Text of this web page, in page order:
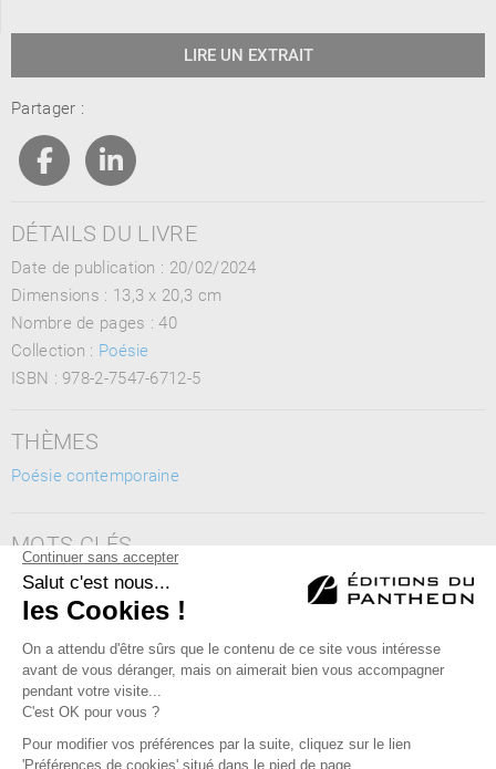
LIRE UN EXTRAIT
Partager :
DÉTAILS DU LIVRE
Date de publication : 20/02/2024
Dimensions : 13,3 x 20,3 cm
Nombre de pages :40
Collection : Poésie
ISBN : 978-2-7547-6712-5
THÈMES
Poésie contemporaine
MOTS CLÉS
poésie, poète, poème, amour, deuil, religion, famille,
romantisme, classicisme, littérature
Éditions du Panthéon - 12, rue Antoine Bourdelle
75015 Paris
01 43 71 14 72